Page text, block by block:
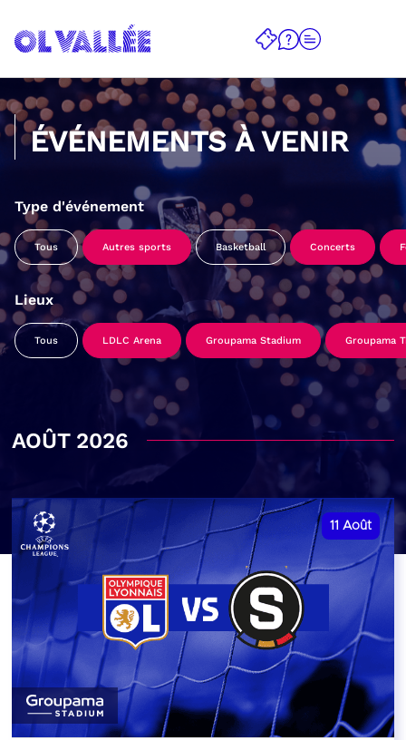
ÉVÉNEMENTS À VENIR
Type d'événement
Tous Autres sports Basketball Concerts
Lieux
Tous LDLC Arena Groupama Stadium Groupama
AOÛT 2026
11 Août